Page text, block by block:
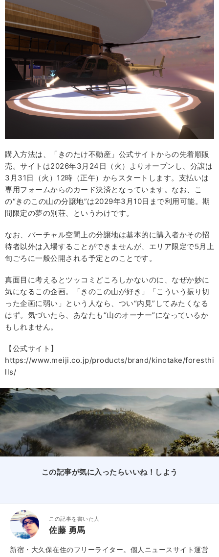
購入方法は、「きのたけ不動産」公式サイトからの先着順販
売。サイトは2026年3月24日（火）よりオープンし、分譲は
3月31日（火）12時（正午）からスタートします。支払いは
専用フォームからのカード決済となっています。なお、こ
の“きのこの山の分譲地”は2029年3月10日まで利用可能。期
間限定の夢の別荘、というわけです。
なお、バーチャル空間上の分譲地は基本的に購入者かその招
待者以外は入場することができませんが、エリア限定で5月上
旬ごろに一般公開される予定とのことです。
真面目に考えるとツッコミどころしかないのに、なぜか妙に
気になるこの企画。「きのこの山が好き」「こういう振り切
った企画に弱い」という人なら、つい“内見”してみたくなる
はず。気づいたら、あなたも“山のオーナー”になっているか
もしれません。
【公式サイト】
https://www.meiji.co.jp/products/brand/kinotake/foresthi
lls/
この記事が気に入ったらいいね！しよう
この記事を書いた人
佐藤 勇馬
新宿・大久保在住のフリーライター。個人ニュースサイト運営